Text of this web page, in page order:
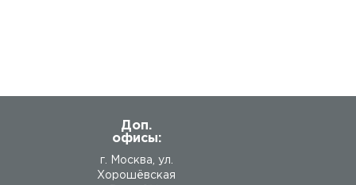
Доп.
офисы:
г. Москва, ул.
Хорошёвская